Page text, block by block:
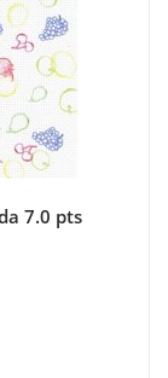
7.0 pts